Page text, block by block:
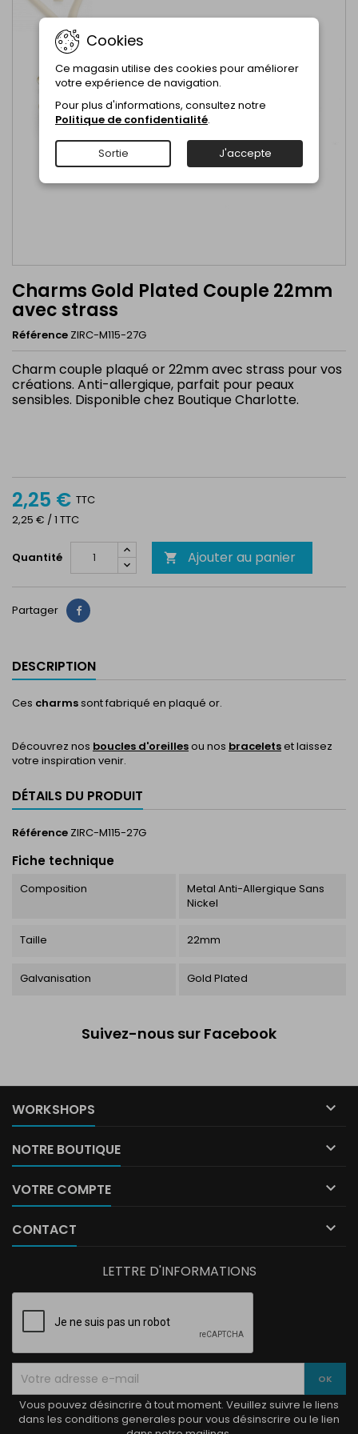
Charms Gold Plated Couple 22mm
avec strass
Référence ZIRC-M115-27G
Charm couple plaqué or 22mm avec strass pour vos
créations. Anti-allergique, parfait pour peaux
sensibles. Disponible chez Boutique Charlotte.
2,25 € TTC
2,25 € / 1 TTC
Quantité  Ajouter au panier
Partager Partager
DESCRIPTION
Ces charmssont fabriqué en plaqué or.
Découvrez nos boucles d'oreillesou nos braceletset laissez
votre inspiration venir.
DÉTAILS DU PRODUIT
Référence ZIRC-M115-27G
Fiche technique
Composition
Metal Anti-Allergique Sans
Nickel
Taille 22mm
Galvanisation Gold Plated
Suivez-nous sur Facebook
WORKSHOPS 
NOTRE BOUTIQUE 
VOTRE COMPTE 
CONTACT 
Cookies
Ce magasin utilise des cookies pour améliorer
votre expérience de navigation.
Pour plus d'informations, consultez notre
Politique de confidentialité.
Sortie J'accepte
LETTRE D'INFORMATIONS
Vous pouvez désincrire à tout moment. Veuillez suivre le liens
dans les conditions generales pour vous désinscrire ou le lien